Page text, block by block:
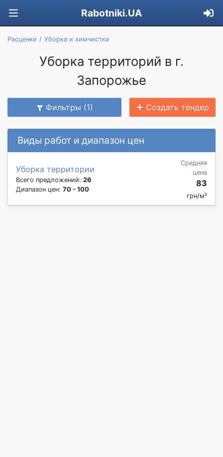
Rabotniki.UA
Расценки Уборка и химчистка
Уборка территорий в г.
Запорожье
Фильтры (1) Создать тендер
Виды работ и диапазон цен
Уборка территории
Всего предложений: 26
Диапазон цен: 70 - 100
Средняя
цена
83
грн/м²